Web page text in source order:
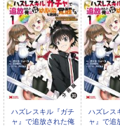
ハズレスキル『ガチ
ャ』で追放された俺
ハズレス
ャ』で追